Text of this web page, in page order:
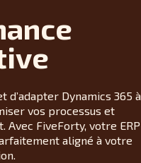
d’adapter Dynamics 365 à
vos processus et
FiveForty, votre ERP
aligné à votre